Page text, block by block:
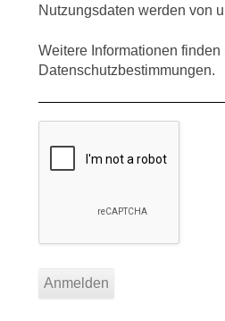
Nutzungsdaten werden von
Weitere Informationen
Datenschutzbestimmungen.